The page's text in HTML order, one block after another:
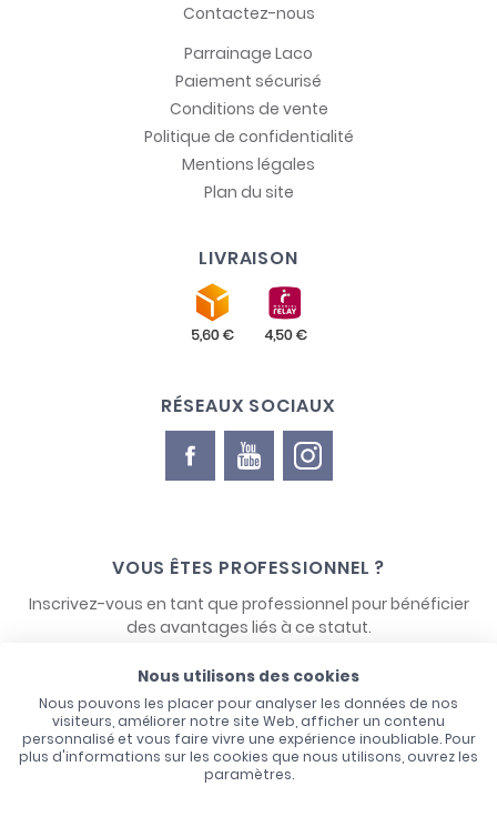
Contactez-nous
Parrainage Laco
Paiement sécurisé
Conditions de vente
Politique de confidentialité
Mentions légales
Plan du site
LIVRAISON
RÉSEAUX SOCIAUX
VOUS ÊTES PROFESSIONNEL ?
Inscrivez-vous en tant que professionnel pour bénéficier
des avantages liés à ce statut.
Nous utilisons des cookies
Nous pouvons les placer pour analyser les données de nos
visiteurs, améliorer notre site Web, afficher un contenu
personnalisé et vous faire vivre une expérience inoubliable. Pour
plus d'informations sur les cookies que nous utilisons, ouvrez les
paramètres.